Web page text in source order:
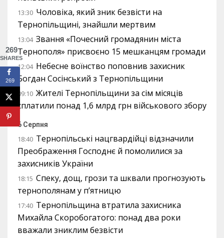
13:30 Чоловіка, який зник безвісти на
Тернопільщині, знайшли мертвим
13:04 Звання «Почесний громадянин міста
Тернополя» присвоєно 15 мешканцям громади
12:04 Небесне воїнство поповнив захисник
Богдан Сосінський з Тернопільщини
09:10 Жителі Тернопільщини за сім місяців
сплатили понад 1,6 млрд грн військового збору
6 Серпня
18:40 Тернопільські нацгвардійці відзначили
Преображення Господнє й помолилися за
захисників України
18:15 Спеку, дощ, грози та шквали прогнозують
тернополянам у п’ятницю
17:40 Тернопільщина втратила захисника
Михайла Скоробогатого: понад два роки
вважали зниклим безвісти
269
SHARES
269